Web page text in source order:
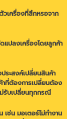
วเครื่องที่สึกหรอจาก
แปลงเครื่องโดยลูกค้า
ระสงค์เปลี่ยนสินค้า
าที่ต้องการเปลี่ยนต้อง
ม่รับเปลี่ยนทุกกรณี
เช่น มอเตอร์ไม่ทำงาน